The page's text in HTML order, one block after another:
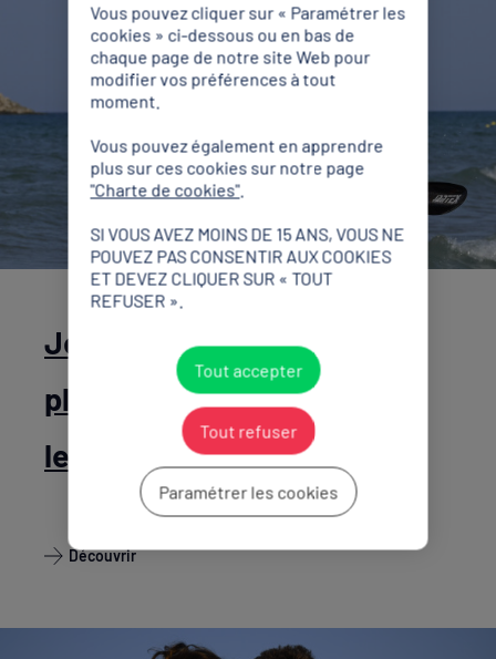
Jeux méditerranéens de
plage, jour 7 : l’argent fait
leur bonheur
Découvrir
Vous pouvez cliquer sur « Paramétrer les
cookies » ci-dessous ou en bas de
chaque page de notre site Web pour
modifier vos préférences à tout
moment.
Vous pouvez également en apprendre
plus sur ces cookies sur notre page
"Charte de cookies".
SI VOUS AVEZ MOINS DE 15 ANS, VOUS NE
POUVEZ PAS CONSENTIR AUX COOKIES
ET DEVEZ CLIQUER SUR « TOUT
REFUSER ».
Tout accepter
Tout refuser
Paramétrer les cookies